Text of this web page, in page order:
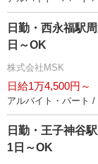
日勤・西永福駅
日～OK
株式会社MSK
日給1万4,500円～
アルバイト・パート /
日勤・王子神谷
1日～OK